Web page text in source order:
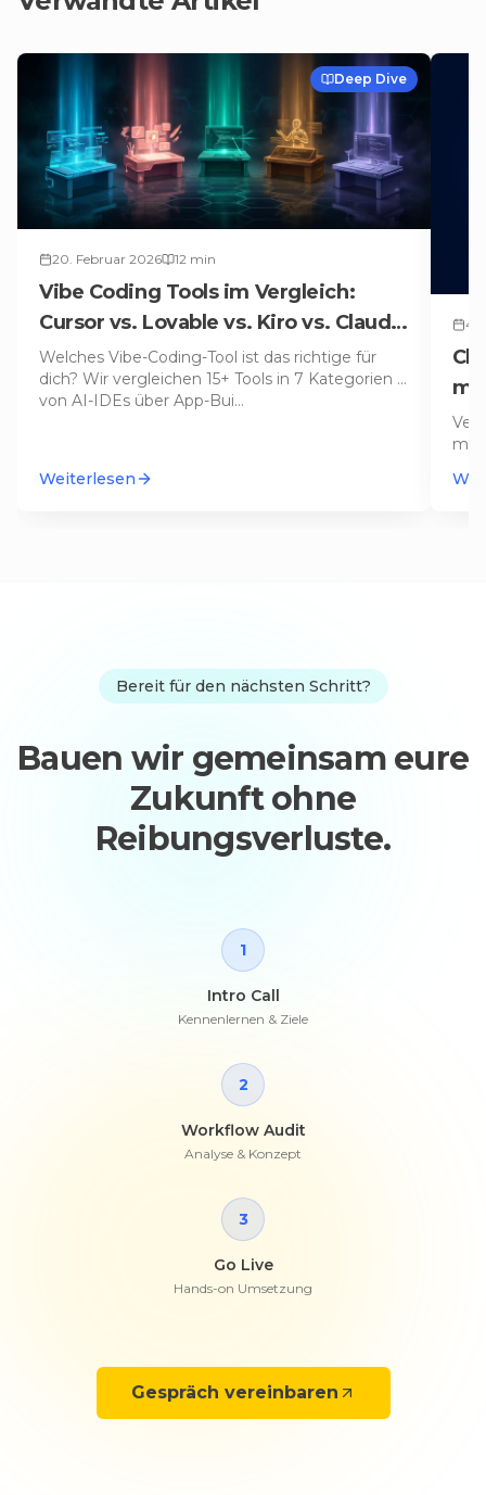
Deep Dive
20. Februar 2026 12 min
Vibe Coding Tools im Vergleich:
Cursor vs. Lovable vs. Kiro vs. Claude
Code vs. Trae (2026)
Welches Vibe-Coding-Tool ist das richtige für
dich? Wir vergleichen 15+ Tools in 7 Kategorien –
von AI-IDEs über App-Bui…
Weiterlesen
4.
Bereit für den nächsten Schritt?
Bauen wir gemeinsam eure
Zukunft ohne
Reibungsverluste.
1
Intro Call
Kennenlernen & Ziele
2
Workflow Audit
Analyse & Konzept
3
Go Live
Hands-on Umsetzung
Gespräch vereinbaren